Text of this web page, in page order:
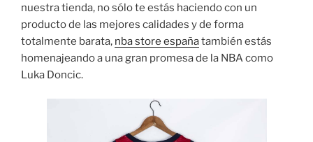
nuestra tienda, no sólo te estás haciendo con un
producto de las mejores calidades y de forma
totalmente barata, nba store españatambién estás
homenajeando a una gran promesa de la NBA como
Luka Doncic.